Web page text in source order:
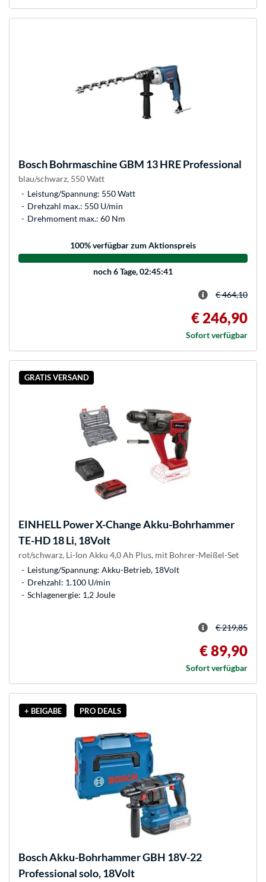
BoschBohrmaschine GBM 13 HRE Professional
blau/schwarz, 550 Watt
Leistung/Spannung: 550 Watt
Drehzahl max.: 550 U/min
Drehmoment max.: 60 Nm
100% verfügbar zum Aktionspreis
noch6 Tage, 02:45:41
€ 464,10
€ 246,90
Sofort verfügbar
GRATIS VERSAND
EINHELLPower X-Change Akku-Bohrhammer
TE-HD 18 Li, 18Volt
rot/schwarz, Li-Ion Akku 4,0 Ah Plus, mit Bohrer-Meißel-Set
Leistung/Spannung: Akku-Betrieb, 18Volt
Drehzahl: 1.100 U/min
Schlagenergie: 1,2 Joule
€ 219,85
€ 89,90
Sofort verfügbar
+ BEIGABE PRO DEALS
BoschAkku-Bohrhammer GBH 18V-22
Professional solo, 18Volt